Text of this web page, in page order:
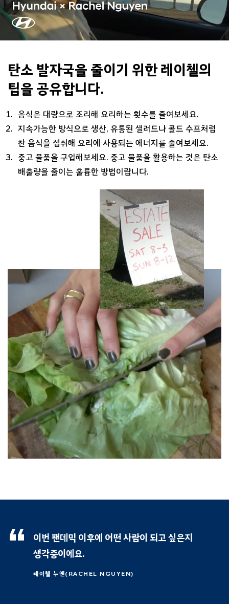
탄소 발자국을 줄이기 위한레이첼의
팁을 공유합니다.
음식은 대량으로 조리해 요리하는 횟수를 줄여보세요.
지속가능한 방식으로 생산, 유통된 샐러드나 콜드 수프처럼
찬 음식을 섭취해 요리에 사용되는 에너지를 줄여보세요.
중고 물품을 구입해보세요. 중고 물품을 활용하는 것은 탄소
배출량을 줄이는 훌륭한 방법이랍니다.
이번 팬데믹 이후에 어떤 사람이 되고 싶은지
생각중이에요.
레이첼 누옌(RACHEL NGUYEN)